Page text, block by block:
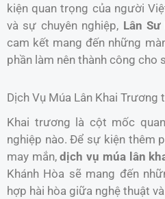
kiện quan trọng của người
và sự chuyên nghiệp, Lân
cam kết mang đến những
phần làm nên thành công cho
Dịch Vụ Múa Lân Khai Trương
Khai trương là cột mốc
nghiệp nào. Để sự kiện thêm
may mắn,dịch vụ múa lân
Khánh Hòa sẽ mang đến
hợp hài hòa giữa nghệ thuật